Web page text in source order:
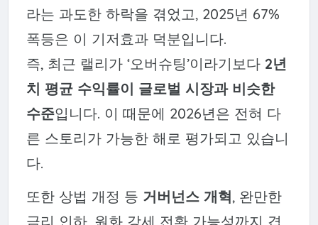
라는 과도한 하락을 겪었고, 2025년 67%
폭등은 이 기저효과 덕분입니다.
즉, 최근 랠리가 ‘오버슈팅’이라기보다 2년
치 평균 수익률이 글로벌 시장과 비슷한
수준입니다. 이 때문에 2026년은 전혀 다
른 스토리가 가능한 해로 평가되고 있습니
다.
또한 상법 개정 등 거버넌스 개혁, 완만한
금리 인하, 원화 강세 전환 가능성까지 겹